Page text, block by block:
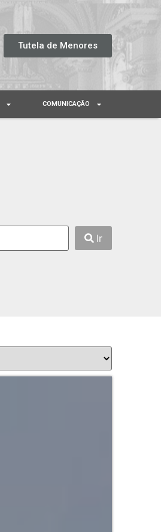
Tutela de Menores
COMUNICAÇÃO
Ir